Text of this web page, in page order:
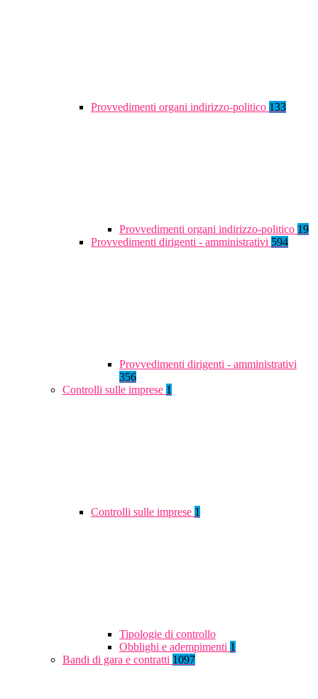
Provvedimenti organi indirizzo-politico 133
Provvedimenti organi indirizzo-politico 19
Provvedimenti dirigenti - amministrativi 594
Provvedimenti dirigenti - amministrativi
356
Controlli sulle imprese 1
Controlli sulle imprese 1
Tipologie di controllo
Obblighi e adempimenti 1
Bandi di gara e contratti 1097